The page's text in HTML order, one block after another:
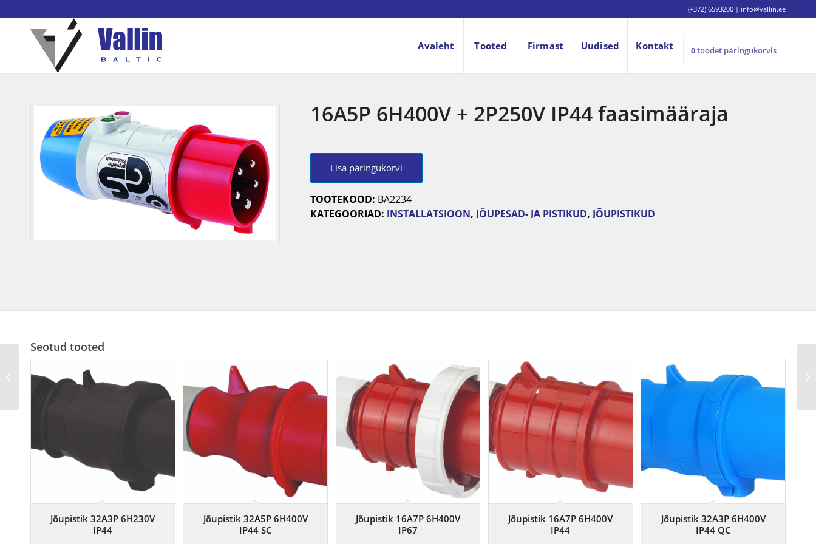
(+372) 6593200 | info@vallin.ee
Avaleht Tooted Firmast Uudised Kontakt 0toodet päringukorvis
16A5P 6H400V + 2P250V IP44 faasimääraja
Lisa päringukorvi
TOOTEKOOD: BA2234
KATEGOORIAD: INSTALLATSIOON, JÕUPESAD- JA PISTIKUD, JÕUPISTIKUD
Seotud tooted
Jõupistik 32A3P 6H230V
IP44
Jõupistik 32A5P 6H400V
IP44 SC
Jõupistik 16A7P 6H400V
IP67
Jõupistik 16A7P 6H400V
IP44
Jõupistik 32A3P 6H400V
IP44 QC
Toiteplokk 24VAC/18W DIN-liistule
(MR004, MR005, MR006)